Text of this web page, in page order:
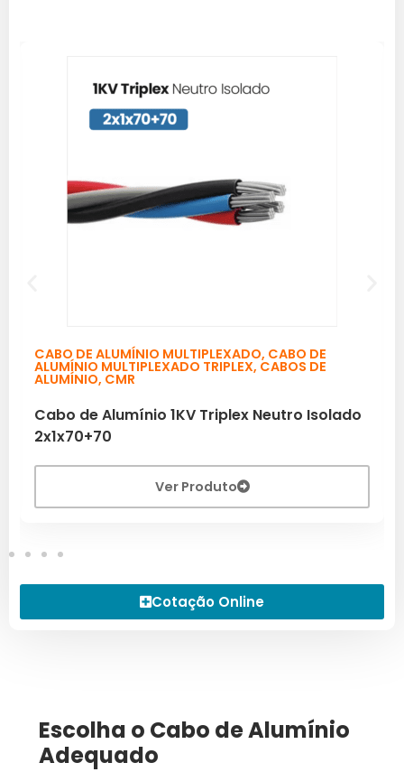
CABO DE ALUMÍNIO MULTIPLEXADO, CABO DE
ALUMÍNIO MULTIPLEXADO TRIPLEX, CABOS DE
ALUMÍNIO, CMR
Cabo de Alumínio 1KV Triplex Neutro Isolado
2x1x70+70
Ver Produto
Cotação Online
Escolha o Cabo de Alumínio
Adequado